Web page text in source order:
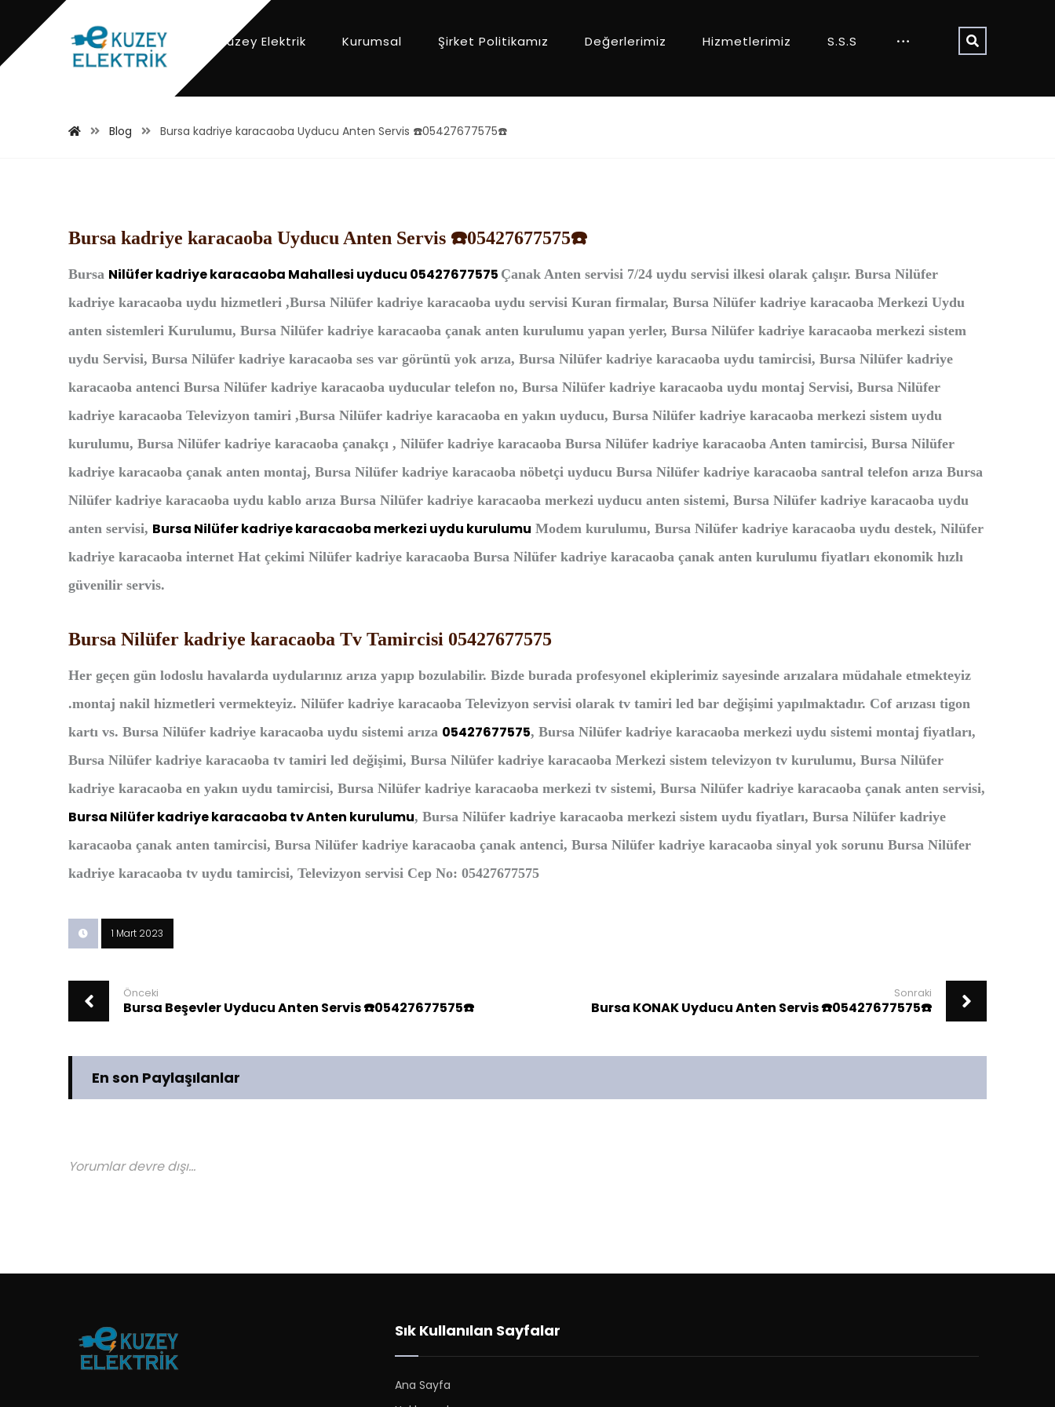
Kuzey Elektrik Kurumsal Şirket Politikamız Değerlerimiz Hizmetlerimiz S.S.S
Blog Bursa kadriye karacaoba Uyducu Anten Servis ☎️05427677575☎️
Bursa kadriye karacaoba Uyducu Anten Servis ☎️05427677575☎️
Bursa Nilüfer kadriye karacaoba Mahallesi uyducu 05427677575 Çanak Anten servisi 7/24 uydu servisi ilkesi olarak çalışır. Bursa Nilüfer
kadriye karacaoba uydu hizmetleri ,Bursa Nilüfer kadriye karacaoba uydu servisi Kuran firmalar, Bursa Nilüfer kadriye karacaoba Merkezi Uydu
anten sistemleri Kurulumu, Bursa Nilüfer kadriye karacaoba çanak anten kurulumu yapan yerler, Bursa Nilüfer kadriye karacaoba merkezi sistem
uydu Servisi, Bursa Nilüfer kadriye karacaoba ses var görüntü yok arıza, Bursa Nilüfer kadriye karacaoba uydu tamircisi, Bursa Nilüfer kadriye
karacaoba antenci Bursa Nilüfer kadriye karacaoba uyducular telefon no, Bursa Nilüfer kadriye karacaoba uydu montaj Servisi, Bursa Nilüfer
kadriye karacaoba Televizyon tamiri ,Bursa Nilüfer kadriye karacaoba en yakın uyducu, Bursa Nilüfer kadriye karacaoba merkezi sistem uydu
kurulumu, Bursa Nilüfer kadriye karacaoba çanakçı , Nilüfer kadriye karacaoba Bursa Nilüfer kadriye karacaoba Anten tamircisi, Bursa Nilüfer
kadriye karacaoba çanak anten montaj, Bursa Nilüfer kadriye karacaoba nöbetçi uyducu Bursa Nilüfer kadriye karacaoba santral telefon arıza Bursa
Nilüfer kadriye karacaoba uydu kablo arıza Bursa Nilüfer kadriye karacaoba merkezi uyducu anten sistemi, Bursa Nilüfer kadriye karacaoba uydu
anten servisi, Bursa Nilüfer kadriye karacaoba merkezi uydu kurulumu Modem kurulumu, Bursa Nilüfer kadriye karacaoba uydu destek, Nilüfer
kadriye karacaoba internet Hat çekimi Nilüfer kadriye karacaoba Bursa Nilüfer kadriye karacaoba çanak anten kurulumu fiyatları ekonomik hızlı
güvenilir servis.
Bursa Nilüfer kadriye karacaoba Tv Tamircisi 05427677575
Her geçen gün lodoslu havalarda uydularınız arıza yapıp bozulabilir. Bizde burada profesyonel ekiplerimiz sayesinde arızalara müdahale etmekteyiz
.montaj nakil hizmetleri vermekteyiz. Nilüfer kadriye karacaoba Televizyon servisi olarak tv tamiri led bar değişimi yapılmaktadır. Cof arızası tigon
kartı vs. Bursa Nilüfer kadriye karacaoba uydu sistemi arıza 05427677575, Bursa Nilüfer kadriye karacaoba merkezi uydu sistemi montaj fiyatları,
Bursa Nilüfer kadriye karacaoba tv tamiri led değişimi, Bursa Nilüfer kadriye karacaoba Merkezi sistem televizyon tv kurulumu, Bursa Nilüfer
kadriye karacaoba en yakın uydu tamircisi, Bursa Nilüfer kadriye karacaoba merkezi tv sistemi, Bursa Nilüfer kadriye karacaoba çanak anten servisi,
Bursa Nilüfer kadriye karacaoba tv Anten kurulumu, Bursa Nilüfer kadriye karacaoba merkezi sistem uydu fiyatları, Bursa Nilüfer kadriye
karacaoba çanak anten tamircisi, Bursa Nilüfer kadriye karacaoba çanak antenci, Bursa Nilüfer kadriye karacaoba sinyal yok sorunu Bursa Nilüfer
kadriye karacaoba tv uydu tamircisi, Televizyon servisi Cep No: 05427677575
1 Mart 2023
Önceki
Bursa Beşevler Uyducu Anten Servis ☎️05427677575☎️
Sonraki
Bursa KONAK Uyducu Anten Servis ☎️05427677575☎️
En son Paylaşılanlar
Yorumlar devre dışı...
Sık Kullanılan Sayfalar
Ana Sayfa